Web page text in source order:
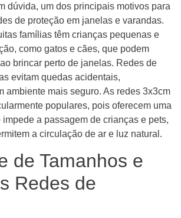
dúvida, um dos principais motivos para
de proteção em janelas e varandas.
famílias têm crianças pequenas e
como gatos e cães, que podem
brincar perto de janelas. Redes de
evitam quedas acidentais,
ambiente mais seguro. As redes 3x3cm
populares, pois oferecem uma
impede a passagem de crianças e pets,
a circulação de ar e luz natural.
de Tamanhos e
Redes de